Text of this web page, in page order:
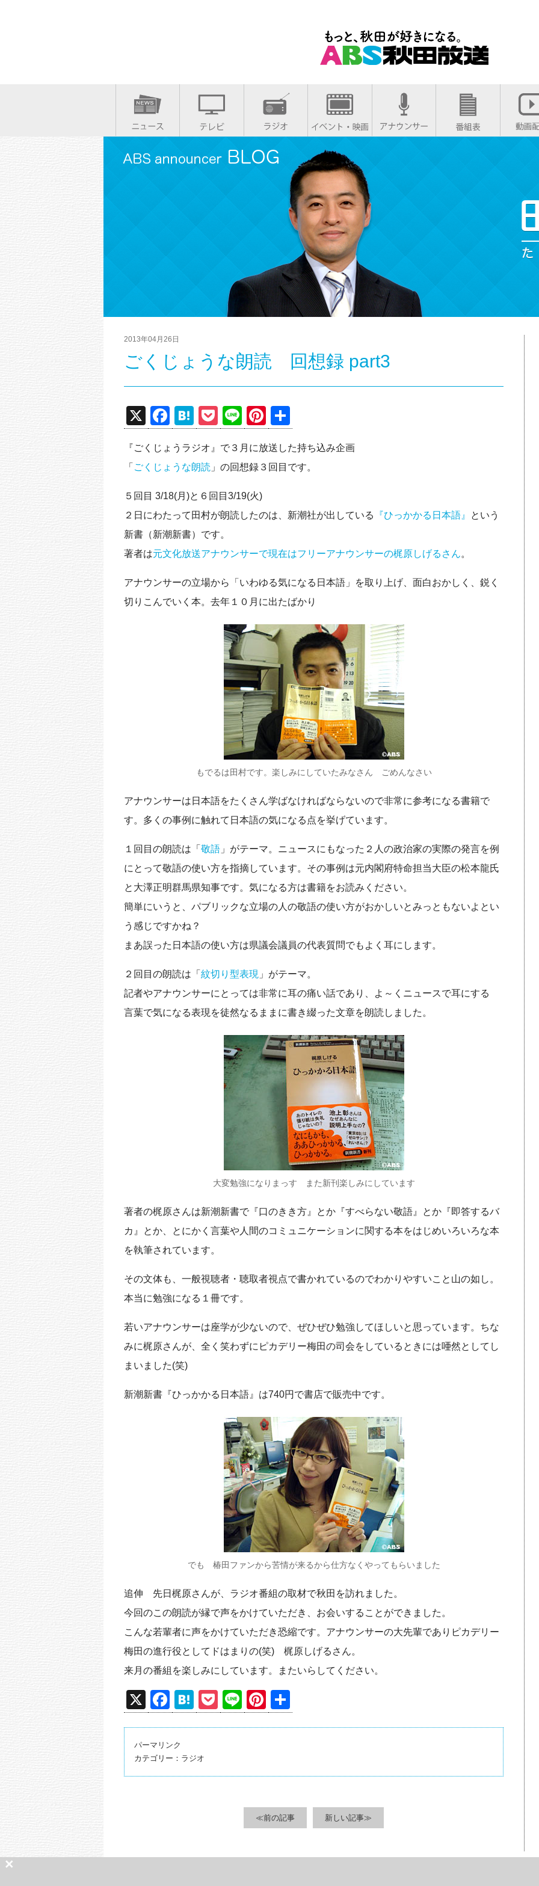
×
2013年04月26日
ごくじょうな朗読 回想録 part3
X
F
a
c
e
b
o
o
k
H
at
e
n
a
P
o
ck
et
Li
n
e
Pi
nt
er
e
有
『ごくじょうラジオ』で３月に放送した持ち込み企画
「 ごくじょうな朗読 」の回想録３回目です。
５回目 3/18(月)と６回目3/19(火)
２日にわたって田村が朗読したのは、新潮社が出している
『ひっかかる日本語』
という
新書（新潮新書）です。
著者は元文化放送アナウンサーで現在はフリーアナウンサーの梶原しげるさん。
アナウンサーの立場から「いわゆる気になる日本語」を取り上げ、面白おかしく、鋭く
切りこんでいく本。去年１０月に出たばかり
もでるは田村です。楽しみにしていたみなさん ごめんなさい
アナウンサーは日本語をたくさん学ばなければならないので非常に参考になる書籍で
す。多くの事例に触れて日本語の気になる点を挙げています。
１回目の朗読は「 敬語 」がテーマ。ニュースにもなった２人の政治家の実際の発言を例
にとって敬語の使い方を指摘しています。その事例は元内閣府特命担当大臣の松本龍氏
と大澤正明群馬県知事です。気になる方は書籍をお読みください。
簡単にいうと、パブリックな立場の人の敬語の使い方がおかしいとみっともないよとい
う感じですかね？
まあ誤った日本語の使い方は県議会議員の代表質問でもよく耳にします。
２回目の朗読は「 紋切り型表現 」がテーマ。
記者やアナウンサーにとっては非常に耳の痛い話であり、よ～くニュースで耳にする
言葉で気になる表現を徒然なるままに書き綴った文章を朗読しました。
大変勉強になりまっす また新刊楽しみにしています
著者の梶原さんは新潮新書で『口のきき方』とか『すべらない敬語』とか『即答するバ
カ』とか、とにかく言葉や人間のコミュニケーションに関する本をはじめいろいろな本
を執筆されています。
その文体も、一般視聴者・聴取者視点で書かれているのでわかりやすいこと山の如し。
本当に勉強になる１冊です。
若いアナウンサーは座学が少ないので、ぜひぜひ勉強してほしいと思っています。ちな
みに梶原さんが、全く笑わずにピカデリー梅田の司会をしているときには唖然としてし
まいました(笑)
新潮新書『ひっかかる日本語』は740円で書店で販売中です。
でも 椿田ファンから苦情が来るから仕方なくやってもらいました
追伸 先日梶原さんが、ラジオ番組の取材で秋田を訪れました。
今回のこの朗読が縁で声をかけていただき、お会いすることができました。
こんな若輩者に声をかけていただき恐縮です。アナウンサーの大先輩でありピカデリー
梅田の進行役としてドはまりの(笑) 梶原しげるさん。
来月の番組を楽しみにしています。またいらしてください。
X
F
a
c
e
b
H
at
n
a
P
o
Li
n
Pi
nt
st
有
パーマリンク
カテゴリー： ラジオ
≪前の記事 新しい記事≫